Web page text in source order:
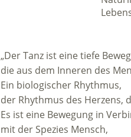
„Der Tanz ist eine tiefe
die aus dem Inneren des
Ein biologischer Rhythmus,
der Rhythmus des Herzens,
Es ist eine Bewegung in
mit der Spezies Mensch,